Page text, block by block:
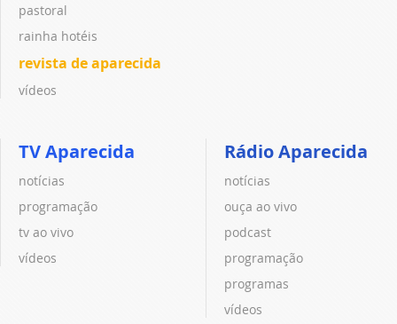
pastoral
rainha hotéis
revista de aparecida
vídeos
TV Aparecida
notícias
programação
tv ao vivo
vídeos
Rádio Aparecida
notícias
ouça ao vivo
podcast
programação
programas
vídeos